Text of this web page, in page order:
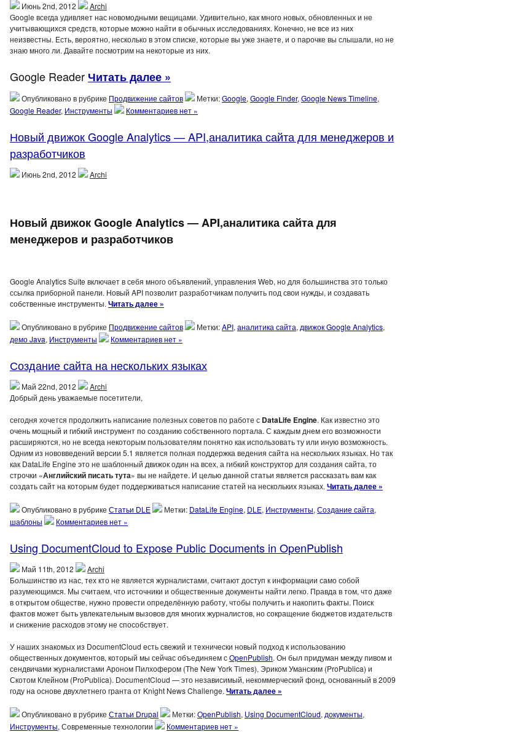
Июнь 2nd, 2012
Archi
Google всегда удивляет нас новомодными вещицами. Удивительно, как много новых, обновленных и не
учитывающихся средств, которые можно найти в обычных исследованиях. Конечно, не все из них
неизвестны. Есть, вероятно, несколько в этом списке, которые вы уже знаете, и о парочке вы слышали, но не
знаю много ли. Давайте посмотрим на некоторые из них.
Google Reader Читать далее »
Опубликовано в рубрике Продвижение сайтов Метки:Google, Google Finder, Google News Timeline,
Google Reader, Инструменты Комментариев нет »
Новый движок Google Analytics — API,аналитика сайта для менеджеров и
разработчиков
Июнь 2nd, 2012 Archi
Новый движок Google Analytics — API,аналитика сайта для
менеджеров и разработчиков
Google Analytics Suite включает в себя много объявлений, управления Web, но для большинства это только
ссылка приборной панели. Новый API позволит разработчикам получить под свои нужды, и создавать
собственные инструменты. Читать далее »
Опубликовано в рубрике Продвижение сайтов Метки:API, аналитика сайта, движок Google Analytics,
демо Java, Инструменты Комментариев нет »
Создание сайта на нескольких языках
Май 22nd, 2012
Archi
Добрый день уважаемые посетители,
сегодня хочется продолжить написание полезных советов по работе с DataLife Engine. Как известно это
очень мощный и гибкий инструмент по созданию собственного портала. С каждым днем его возможности
расширяются, но не всегда некоторым пользователям понятно как использовать ту или иную возможность.
Одним из нововведений версии 5.1 является полная поддержка ведения сайта на нескольких языках. Но так
как DataLife Engine это не шаблонный движок один на всех, а гибкий конструктор для создания сайта, то
строчки «Английский писать тута» вы не найдете. И целью данной статьи является рассказать вам как
создать сайт на которым будет поддерживаться написание статей на нескольких языках. Читать далее »
Опубликовано в рубрике Статьи DLE Метки: DataLife Engine, DLE, Инструменты, Создание сайта,
шаблоны
Комментариев нет »
Using DocumentCloud to Expose Public Documents in OpenPublish
Май 11th, 2012
Archi
Большинство из нас, тех кто не является журналистами, считают доступ к информации само собой
разумеющимся. Мы считаем, что источники и общественные документы найти легко. Правда в том, что даже
в открытом обществе, нужно провести определённую работу, чтобы получить и накопить факты. Поиск
фактов может быть увлекательным вызовов для многих журналистов, но сокращение бюджетов издательств
и снижение расходов этому не способствует.
У наших знакомых из DocumentCloud есть свежий и технически новый подход к использованию
общественных документов, который мы сейчас объединяем сOpenPublish. Он был придуман между пивом и
сендвичами журналистами Ароном Пилхофером (The New York Times), Эриком Уманским (ProPublica) и
Скотом Клейном (ProPublica). DocumentCloud — это независимый, некоммерческий фонд, основанный в 2009
году на основе двухлетнего гранта от Knight News Challenge. Читать далее »
Опубликовано в рубрике Статьи Drupal Метки:OpenPublish, Using DocumentCloud, документы,
Инструменты, Современные технологии Комментариев нет »